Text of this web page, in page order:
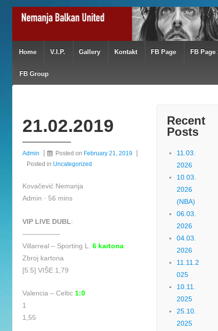
Home V.I.P. Gallery Kontakt FB Page FB Page
FB Group
21.02.2019
Admin Posted on February 21, 2019
Posted in Uncategorized
Kovačević Nemanja
Admin · 56 mins
VIP LIVE DUBL:
—————–
Villarreal – Sporting L. 6 kartona
Zbroj kartona
[5.5] VIŠE 1,79
Valencia – Celtic 1:0
1
1,55
Recent
Posts
11.03.
2026
10.03.
2026
(NBA)
06.03.
2026
04.03.
2026
11.11.2
025
10.11.
2025
25.10.
2025